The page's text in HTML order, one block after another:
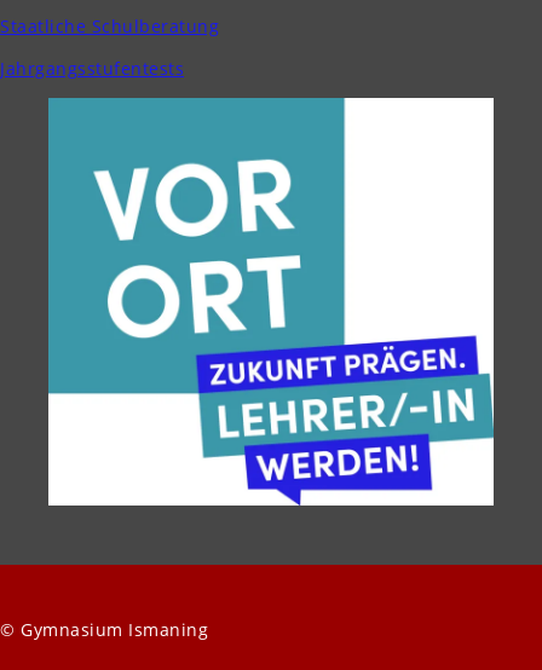
Staatliche Schulberatung
Jahrgangsstufentests
© Gymnasium Ismaning